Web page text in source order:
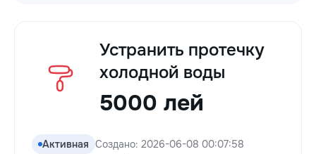
Устранить протечку
холодной воды
5000 лей
Активная Создано: 2026-06-08 00:07:58